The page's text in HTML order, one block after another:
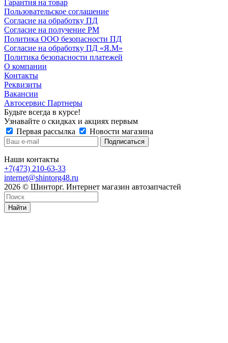
Гарантия на товар
Пользовательское соглашение
Согласие на обработку ПД
Согласие на получение РМ
Политика ООО безопасности ПД
Согласие на обработку ПД «Я.М»
Политика безопасности платежей
О компании
Контакты
Реквизиты
Вакансии
Автосервис Партнеры
Будьте всегда в курсе!
Узнавайте о скидках и акциях первым
Первая рассылка
Новости магазина
Наши контакты
+7(473) 210-63-33
internet@shintorg48.ru
2026 © Шинторг. Интернет магазин автозапчастей
Найти